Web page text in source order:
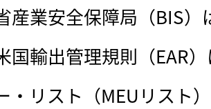
産業安全保障局（BIS）
国輸出管理規則（EAR
・リスト（MEUリスト